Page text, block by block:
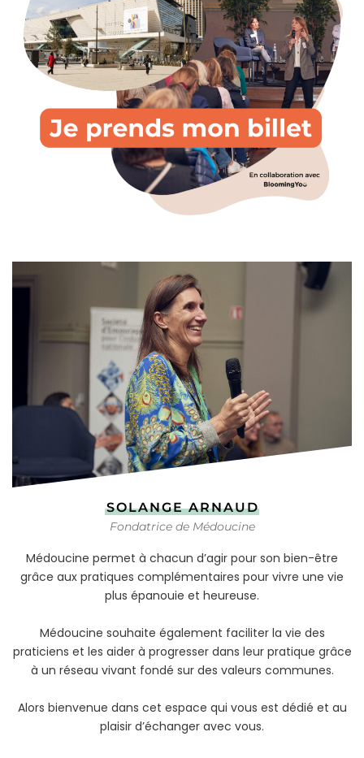
SOLANGE ARNAUD
Fondatrice de Médoucine
Médoucine permet à chacun d’agir pour son bien-être
grâce aux pratiques complémentaires pour vivre une vie
plus épanouie et heureuse.
Médoucine souhaite également faciliter la vie des
praticiens et les aider à progresser dans leur pratique grâce
à un réseau vivant fondé sur des valeurs communes.
Alors bienvenue dans cet espace qui vous est dédié et au
plaisir d’échanger avec vous.